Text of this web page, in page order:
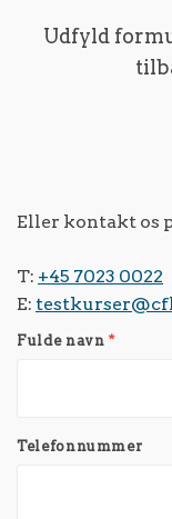
Udfyld
Eller kontakt os
T: +45 7023 0022
E:
Fulde navn*
Telefonnummer